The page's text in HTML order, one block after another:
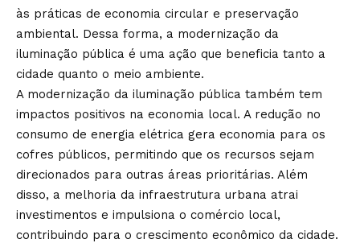
às práticas de economia circular e preservação
ambiental. Dessa forma, a modernização da
iluminação pública é uma ação que beneficia tanto a
cidade quanto o meio ambiente.
A modernização da iluminação pública também tem
impactos positivos na economia local. A redução no
consumo de energia elétrica gera economia para os
cofres públicos, permitindo que os recursos sejam
direcionados para outras áreas prioritárias. Além
disso, a melhoria da infraestrutura urbana atrai
investimentos e impulsiona o comércio local,
contribuindo para o crescimento econômico da cidade.